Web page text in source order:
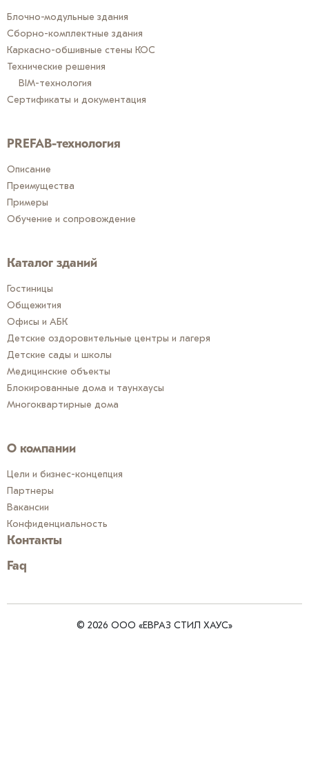
Блочно-модульные здания
Сборно-комплектные здания
Каркасно-обшивные стены КОС
Технические решения
BIM-технология
Сертификаты и документация
PREFAB-технология
Описание
Преимущества
Примеры
Обучение и сопровождение
Каталог зданий
Гостиницы
Общежития
Офисы и АБК
Детские оздоровительные центры и лагеря
Детские сады и школы
Медицинские объекты
Блокированные дома и таунхаусы
Многоквартирные дома
О компании
Цели и бизнес-концепция
Партнеры
Вакансии
Конфиденциальность
Контакты
Faq
© 2026 ООО «ЕВРАЗ СТИЛ ХАУС»